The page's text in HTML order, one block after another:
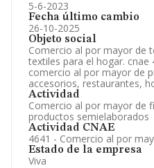
5-6-2023
Fecha último cambio
26-10-2025
Objeto social
Comercio al por mayor de
textiles para el hogar. cnae
comercio al por mayor de
accesorios, restaurantes,
Actividad
Comercio al por mayor de
productos semielaborados
Actividad CNAE
4641 - Comercio al por
Estado de la empresa
Viva